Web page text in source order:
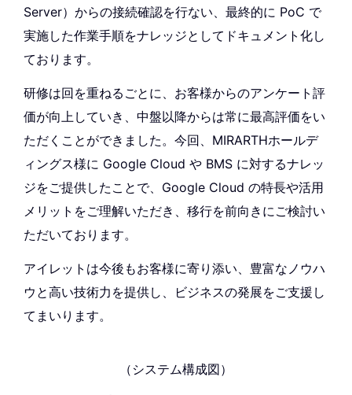
Server）からの接続確認を行ない、最終的に PoC で
実施した作業手順をナレッジとしてドキュメント化し
ております。
研修は回を重ねるごとに、お客様からのアンケート評
価が向上していき、中盤以降からは常に最高評価をい
ただくことができました。今回、MIRARTHホールデ
ィングス様に Google Cloud や BMS に対するナレッ
ジをご提供したことで、Google Cloud の特長や活用
メリットをご理解いただき、移行を前向きにご検討い
ただいております。
アイレットは今後もお客様に寄り添い、豊富なノウハ
ウと高い技術力を提供し、ビジネスの発展をご支援し
てまいります。
（システム構成図）